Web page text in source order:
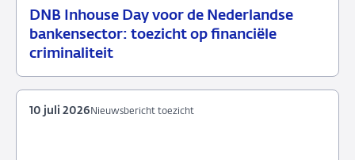
DNB Inhouse Day voor de Nederlandse
bankensector: toezicht op financiële
criminaliteit
16
juli
Nieuwsbericht
toezicht
Nieuwsbericht toezicht
10 juli 2026